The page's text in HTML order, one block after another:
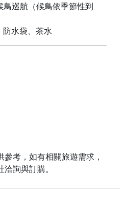
鳥巡航（候鳥依季節性到
防水袋、茶水
考，如有相關旅遊需求，
詢與訂購。